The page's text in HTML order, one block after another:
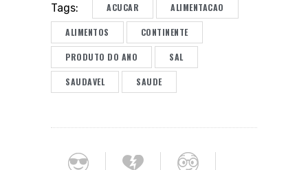
Tags: ACUCAR ALIMENTACAO
ALIMENTOS CONTINENTE
PRODUTO DO ANO SAL
SAUDAVEL SAUDE